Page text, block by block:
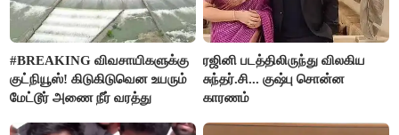
#BREAKING விவசாயிகளுக்கு
குட்நியூஸ்! கிடுகிடுவென உயரும்
மேட்டூர் அணை நீர் வரத்து
ரஜினி படத்திலிருந்து விலகிய
சுந்தர்.சி... குஷ்பு சொன்ன
காரணம்